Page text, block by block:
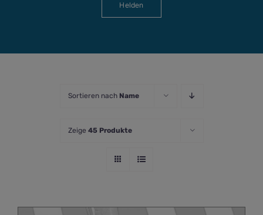
Helden
Sortieren nach Name
Zeige 45 Produkte